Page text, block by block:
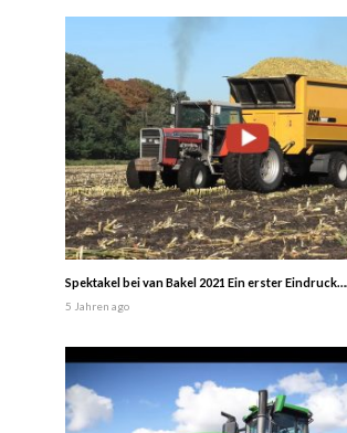
Spektakel bei van Bakel 2021 Ein erster
5 Jahren ago